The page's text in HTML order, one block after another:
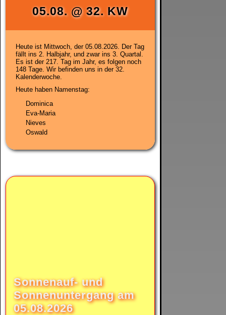
05.08. @ 32. KW
Heute ist Mittwoch, der 05.08.2026 . Der Tag
fällt ins 2. Halbjahr, und zwar ins 3. Quartal.
Es ist der 217. Tag im Jahr, es folgen noch
148 Tage. Wir befinden uns in der 32.
Kalenderwoche
Heute haben Namenstag:
Dominica
Eva-Maria
Nieves
Oswald
Sonnenauf- und
Sonnenuntergang am
05.08.2026